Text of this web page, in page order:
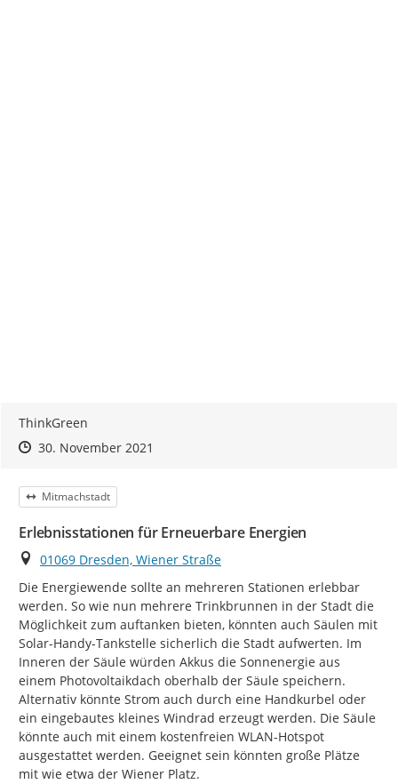
ThinkGreen
Zeitpunkt des Erstellens
Zeitpunkt des Erstellens
30. November 2021
Kategorie
Mitmachstadt
Erlebnisstationen für Erneuerbare Energien
Ort
01069 Dresden, Wiener Straße
Die Energiewende sollte an mehreren Stationen erlebbar
werden. So wie nun mehrere Trinkbrunnen in der Stadt die
Möglichkeit zum auftanken bieten, könnten auch Säulen mit
Solar-Handy-Tankstelle sicherlich die Stadt aufwerten. Im
Inneren der Säule würden Akkus die Sonnenergie aus
einem Photovoltaikdach oberhalb der Säule speichern.
Alternativ könnte Strom auch durch eine Handkurbel oder
ein eingebautes kleines Windrad erzeugt werden. Die Säule
könnte auch mit einem kostenfreien WLAN-Hotspot
ausgestattet werden. Geeignet sein könnten große Plätze
mit wie etwa der Wiener Platz.